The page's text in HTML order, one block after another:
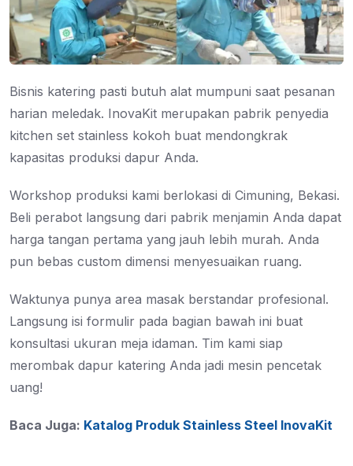
Bisnis katering pasti butuh alat mumpuni saat pesanan
harian meledak. InovaKit merupakan pabrik penyedia
kitchen set stainless kokoh buat mendongkrak
kapasitas produksi dapur Anda.
Workshop produksi kami berlokasi di Cimuning, Bekasi.
Beli perabot langsung dari pabrik menjamin Anda dapat
harga tangan pertama yang jauh lebih murah. Anda
pun bebas custom dimensi menyesuaikan ruang.
Waktunya punya area masak berstandar profesional.
Langsung isi formulir pada bagian bawah ini buat
konsultasi ukuran meja idaman. Tim kami siap
merombak dapur katering Anda jadi mesin pencetak
uang!
Baca Juga: Katalog Produk Stainless Steel InovaKit